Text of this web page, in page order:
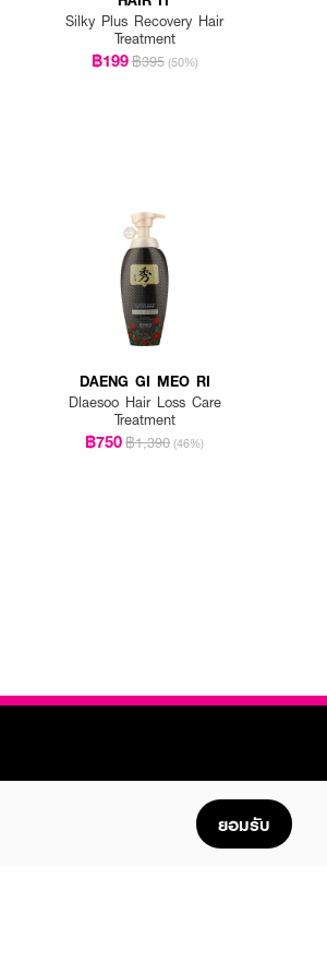
Silky Plus Recovery Hair
Treatment
฿199฿395 (50%)
DAENG GI MEO RI
Dlaesoo Hair Loss Care
Treatment
฿750฿1,390 (46%)
ยอมรับ